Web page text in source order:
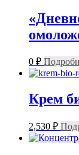
0 ₽
Крем
2,530 ₽